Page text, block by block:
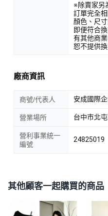
※除賣家另
訂單完全
顏色、尺
即便符合
有其他商
恕不提供換
廠商資訊
商號/代表人 安成國際
營業場所 台中市北
營利事業統一
編號
24825019
其他顧客一起購買的商品